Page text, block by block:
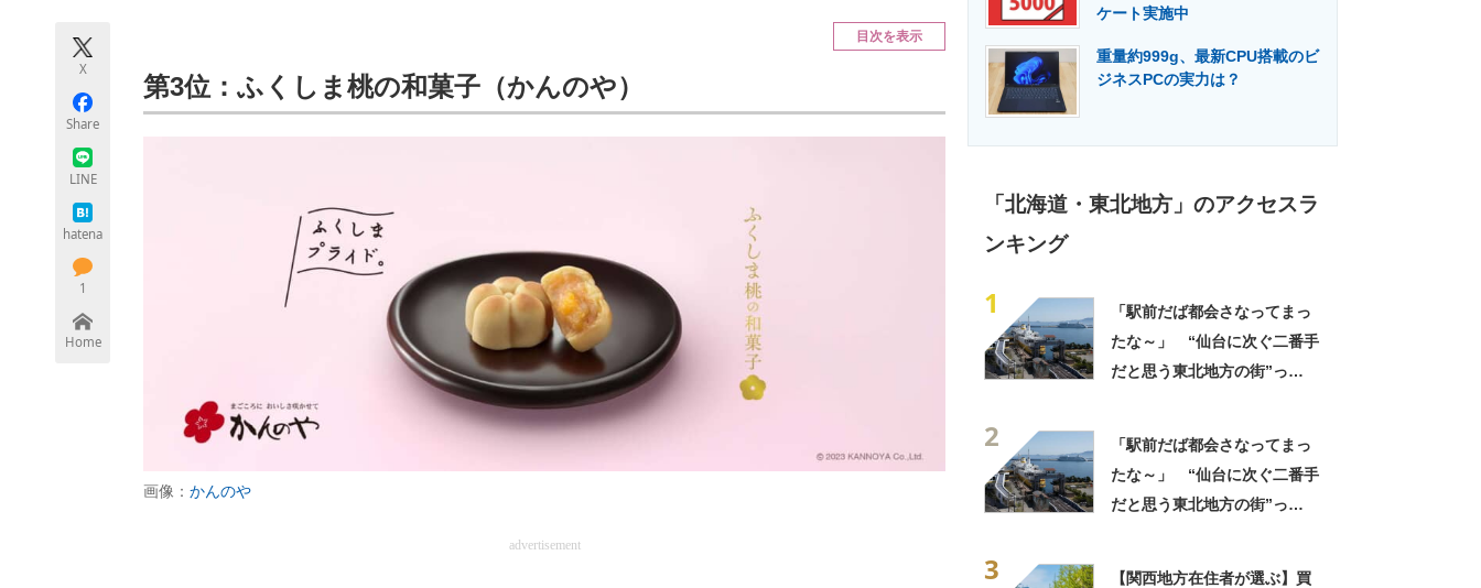
X
Share
LINE
hatena
1
Home
目次を表示
第3位：ふくしま桃の和菓子（かんのや）
画像： かんのや
advertisement
ケート実施中
重量約999g、最新CPU搭載のビ
ジネスPCの実力は？
「北海道・東北地方」のアクセスラ
ンキング
1
「駅前だば都会さなってまっ
たな～」 “仙台に次ぐ二番手
だと思う東北地方の街”っ
2
「駅前だば都会さなってまっ
たな～」 “仙台に次ぐ二番手
だと思う東北地方の街”っ
3
【関西地方在住者が選ぶ】買